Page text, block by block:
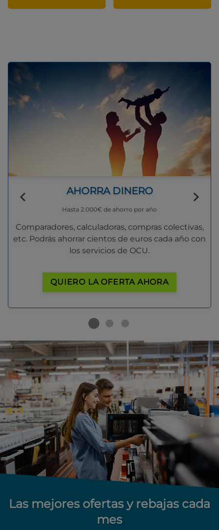
AHORRA DINERO
Hasta 2.000€ de ahorro por año
Comparadores, calculadoras, compras colectivas,
etc. Podrás ahorrar cientos de euros cada año con
los servicios de OCU.
QUIERO LA OFERTA AHORA
Las mejores ofertas y rebajas cada
mes